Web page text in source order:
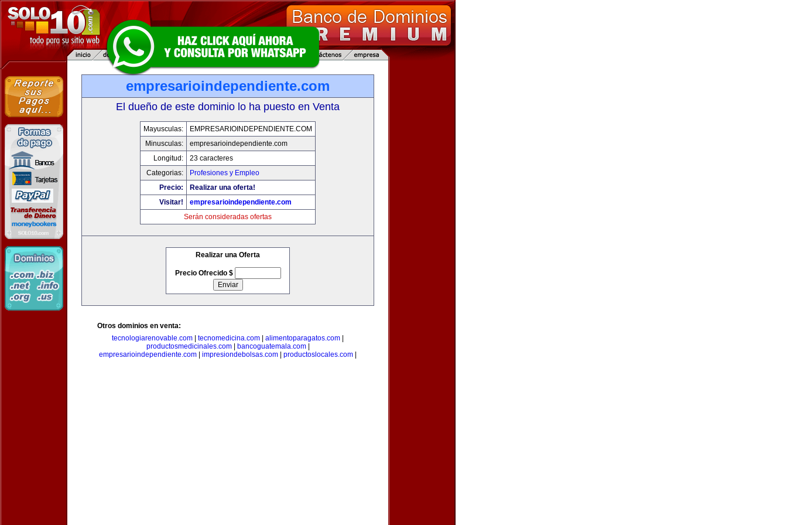
empresarioindependiente.com
El dueño de este dominio lo ha puesto en Venta
Mayusculas:
EMPRESARIOINDEPENDIENTE.COM
Minusculas:
empresarioindependiente.com
Longitud:
23 caracteres
Categorias:
Profesiones y Empleo
Precio:
Realizar una oferta!
Visitar!
empresarioindependiente.com
Serán consideradas ofertas
Realizar una Oferta
Precio Ofrecido $
Otros dominios en venta:
tecnologiarenovable.com
tecnomedicina.com alimentoparagatos.com
productosmedicinales.com| bancoguatemala.com|
empresarioindependiente.com
impresiondebolsas.com productoslocales.com